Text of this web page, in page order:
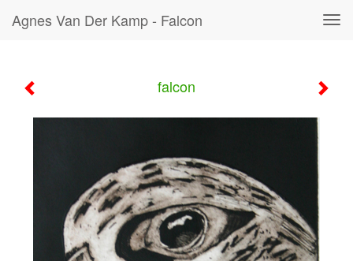
Agnes Van Der Kamp - Falcon
falcon